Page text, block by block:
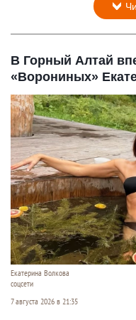
В Горный Алтай
«Ворониных»
Екатерина Волкова
соцсети
7 августа 2026 в 21:35